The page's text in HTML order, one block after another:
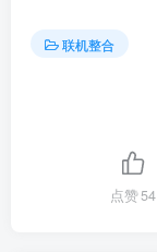
联机整合
点赞54